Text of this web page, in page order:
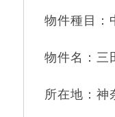
物件種目：
物件名：
所在地：神